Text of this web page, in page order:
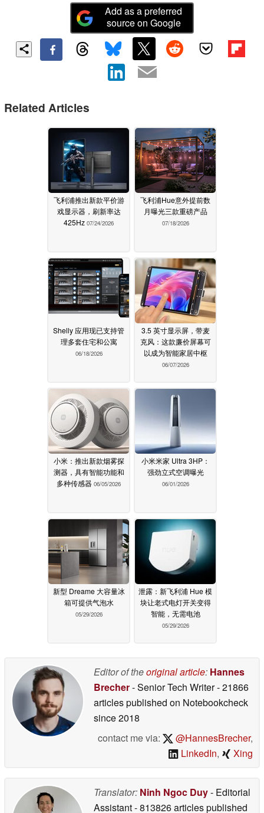
Add as a preferred
source on Google
Related Articles
飞利浦推出新款平价游
戏显示器，刷新率达
425Hz 07/24/2026
飞利浦Hue意外提前数
月曝光三款重磅产品
07/18/2026
Shelly 应用现已支持管
理多套住宅和公寓
06/18/2026
3.5 英寸显示屏，带麦
克风：这款廉价屏幕可
以成为智能家居中枢
06/07/2026
小米：推出新款烟雾探
测器，具有智能功能和
多种传感器 06/05/2026
小米米家 Ultra 3HP：
强劲立式空调曝光
06/01/2026
新型 Dreame 大容量冰
箱可提供气泡水
05/29/2026
泄露：新飞利浦 Hue 模
块让老式电灯开关变得
智能，无需电池
05/29/2026
Editor of theoriginal article: Hannes
Brecher- Senior Tech Writer- 21866
articles published on Notebookcheck
since 2018
contact me via:
@HannesBrecher,
LinkedIn, Xing
Translator: Ninh Ngoc Duy- Editorial
Assistant- 813826 articles published